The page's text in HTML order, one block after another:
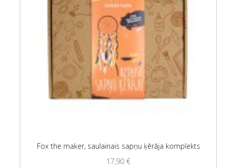
Fox the maker, saulainais sapņu ķērāja komplekts
17,90 €